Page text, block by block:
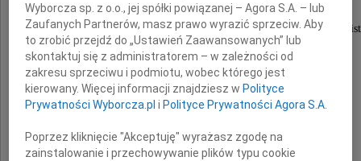
który pełnił służbę na misji stabilizacyjnej w
Rodzinie Zmarłego
oraz
Wyborcza sp. z o.o., jej spółki powiązanej – Agora S.A. – lub
Zaufanych Partnerów, masz prawo wyrazić sprzeciw. Aby
to zrobić przejdź do „Ustawień Zaawansowanych” lub
skontaktuj się z administratorem – w zależności od
zakresu sprzeciwu i podmiotu, wobec którego jest
kierowany. Więcej informacji znajdziesz w Polityce
Prywatności Wyborcza.pl i Polityce Prywatności Agora S.A.
Poprzez kliknięcie "Akceptuję" wyrażasz zgodę na
zainstalowanie i przechowywanie plików typu cookie